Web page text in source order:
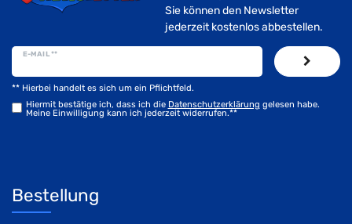
Sie können den Newsletter
jederzeit kostenlos abbestellen.
E-MAIL **
Hiermit bestätige ich, dass ich die Daten­schutz­erklärung gelesen habe.
Meine Einwilligung kann ich jederzeit widerrufen.**
** Hierbei handelt es sich um ein Pflichtfeld.
Bestellung